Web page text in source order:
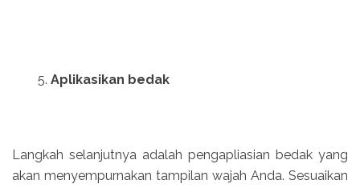
Aplikasikan bedak
Langkah selanjutnya adalah pengapliasian bedak yang
akan menyempurnakan tampilan wajah Anda. Sesuaikan